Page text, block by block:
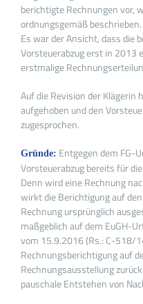
berichtigte Rechnungen vor,
ordnungsgemäß
Es war der Ansicht, dass die
Vorsteuerabzug erst in 2013
erstmalige
Auf die Revision der Klägerin
aufgehoben und den
zugesprochen.
Gründe: Entgegen dem FG-
Vorsteuerabzug bereits für
Denn wird eine Rechnung
wirkt die Berichtigung auf
Rechnung ursprünglich
maßgeblich auf dem EuGH-
vom 15.9.2016 (Rs.: C-518/
Rechnungsberichtigung auf
Rechnungsausstellung
pauschale Entstehen von